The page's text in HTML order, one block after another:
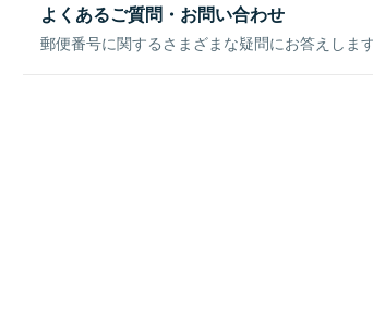
よくあるご質問・お問い合わせ
郵便番号に関するさまざまな疑問にお答えします